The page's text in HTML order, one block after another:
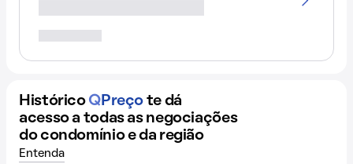
Histórico QPreço te dá
acesso a todas as negociações
do condomínio e da região
Entenda